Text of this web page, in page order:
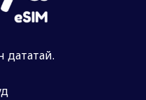
дататай.